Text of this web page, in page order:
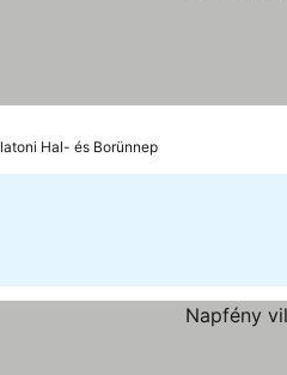
Hal- és Borünnep